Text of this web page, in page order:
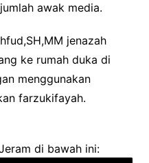
awak media.
jenazah
ke rumah duka di
menggunakan
farzukifayah.
di bawah ini: